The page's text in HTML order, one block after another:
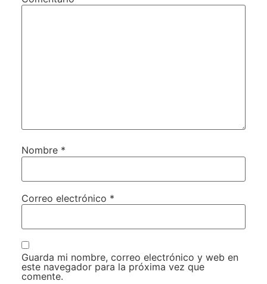
Nombre *
Correo electrónico *
Guarda mi nombre, correo electrónico y web en
este navegador para la próxima vez que
comente.